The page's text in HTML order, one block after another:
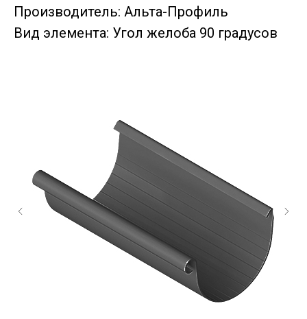
Производитель: Альта-Профиль
Вид элемента: Угол желоба 90 градусов